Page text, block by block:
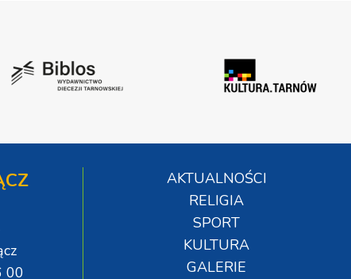
00
AKTUALNOŚCI
RELIGIA
SPORT
KULTURA
GALERIE